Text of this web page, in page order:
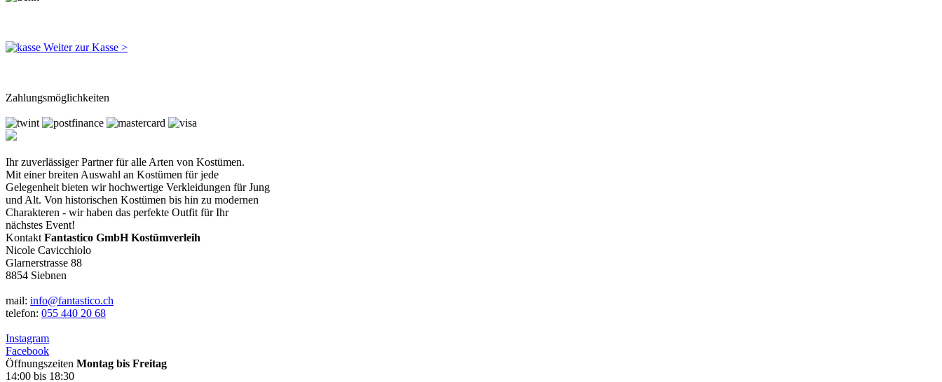
Weiter zur Kasse >
Zahlungsmöglichkeiten
Ihr zuverlässiger Partner für alle Arten von Kostümen.
Mit einer breiten Auswahl an Kostümen für jede
Gelegenheit bieten wir hochwertige Verkleidungen für Jung
und Alt. Von historischen Kostümen bis hin zu modernen
Charakteren - wir haben das perfekte Outfit für Ihr
nächstes Event!
Kontakt Fantastico GmbH Kostümverleih
Nicole Cavicchiolo
Glarnerstrasse 88
8854 Siebnen
mail: info@fantastico.ch
telefon: 055 440 20 68
Instagram
Facebook
Öffnungszeiten Montag bis Freitag
14:00 bis 18:30